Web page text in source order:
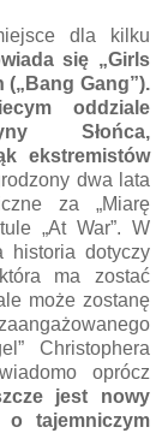
dla kilku
się „Girls
(„Bang Gang”).
oddziale
Słońca,
ekstremistów
dwa lata
za „Miarę
„At War”. W
historia dotyczy
ma zostać
może zostanę
Christophera
oprócz
jest nowy
o tajemniczym